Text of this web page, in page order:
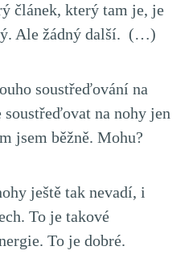
článek, který tam je, je
Ale žádný další. (…)
soustřeďování na
na nohy jen
jsem běžně. Mohu?
ještě tak nevadí, i
To je takové
To je dobré.